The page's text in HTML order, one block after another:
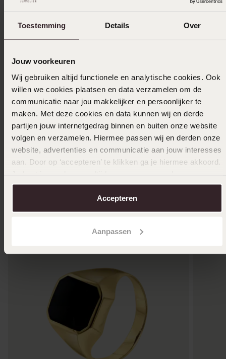
Toestemming Details Over
Jouw voorkeuren
Wij gebruiken altijd functionele en analytische cookies. Ook
willen we cookies plaatsen en data verzamelen om de
communicatie naar jou makkelijker en persoonlijker te
maken. Met deze cookies en data kunnen wij en derde
partijen jouw internetgedrag binnen en buiten onze website
volgen en verzamelen. Hiermee passen wij en derden onze
website, advertenties en communicatie aan jouw interesses
aan. Door op ‘accepteren’ te klikken ga je hiermee akkoord.
over in onscookiebeleid.
Accepteren
Aanpassen
Zilveren liefdesring Riga dames zirkonia
89
19.9910
Anderen kochten ook